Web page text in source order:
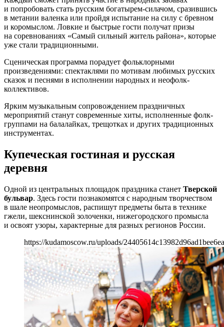
и попробовать стать русским богатырем-силачом, сразившись
в метании валенка или пройдя испытание на силу с бревном
и коромыслом. Ловкие и быстрые гости получат призы
на соревнованиях «Самый сильный житель района», которые
уже стали традиционными.
Сценическая программа порадует фольклорными
произведениями: спектаклями по мотивам любимых русских
сказок и песнями в исполнении народных и неофолк-
коллективов.
Ярким музыкальным сопровождением праздничных
мероприятий станут современные хиты, исполненные фолк-
группами на балалайках, трещотках и других традиционных
инструментах.
Купеческая гостиная и русская
деревня
Одной из центральных площадок праздника станет Тверской
бульвар. Здесь гости познакомятся с народным творчеством
в шале неопромыслов, распишут предметы быта в технике
гжели, шекснинской золоченки, нижегородского промысла
и освоят узоры, характерные для разных регионов России.
https://kudamoscow.ru/uploads/